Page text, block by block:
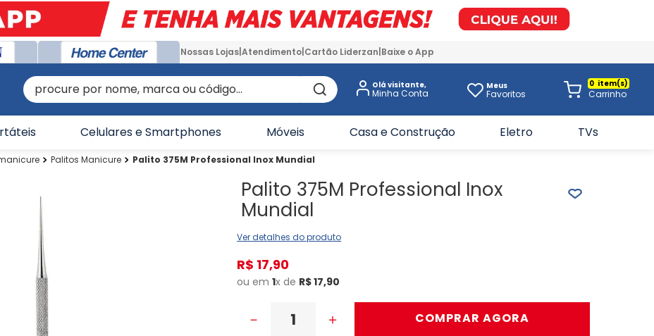
Nossas Lojas Atendimento Cartão Liderzan Baixe o App
procure por nome, marca ou código... Olá visitante, Meus
Favoritos
0
Celulares e Smartphones Móveis Casa e Construção Eletro TVs
Palitos Manicure Palito 375M Professional Inox Mundial
Palito 375M Professional Inox
Mundial
Ver detalhes do produto
R$ 17,90
ou em1x de R$17,90
＋
－ COMPRAR AGORA